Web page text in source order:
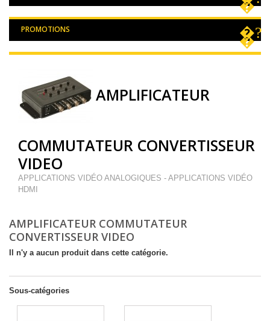
PROMOTIONS
AMPLIFICATEUR
COMMUTATEUR CONVERTISSEUR
VIDEO
APPLICATIONS VIDÉO ANALOGIQUES - APPLICATIONS VIDÉO
HDMI
AMPLIFICATEUR COMMUTATEUR
CONVERTISSEUR VIDEO
Il n'y a aucun produit dans cette catégorie.
Sous-catégories